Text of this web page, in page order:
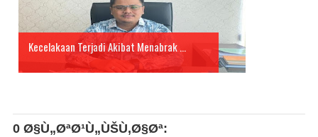
Kecelakaan Terjadi Akibat Menabrak ...
0 Ø§Ù„ØªØ¹Ù„ÙŠÙ‚Ø§Øª: